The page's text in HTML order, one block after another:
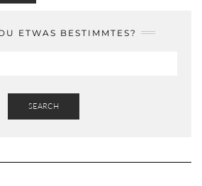
ETWAS BESTIMMTES?
SEARCH